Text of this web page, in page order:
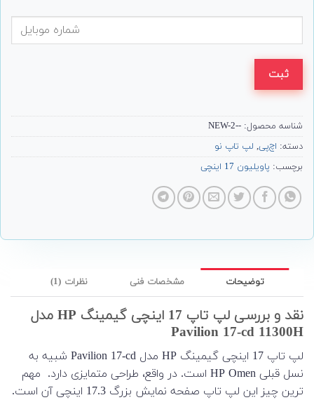
ثبت
شناسه محصول: --NEW-2
دسته: اچ‌پی, لپ تاپ نو
برچسب: پاویلیون 17 اینچی
توضیحات مشخصات فنی نظرات (1)
نقد و بررسی لپ تاپ 17 اینچی گیمینگ HP مدل
Pavilion 17-cd 11300H
لپ تاپ 17 اینچی گیمینگ HP مدل Pavilion 17-cd شبیه به
نسل قبلی HP Omen است. در واقع، طراحی متمایزی دارد. مهم
ترین چیز این لپ تاپ صفحه نمایش بزرگ 17.3 اینچی آن است.